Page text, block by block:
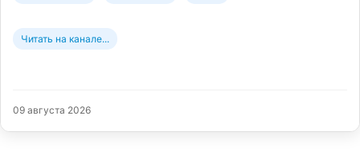
Читать на канале...
09 августа 2026